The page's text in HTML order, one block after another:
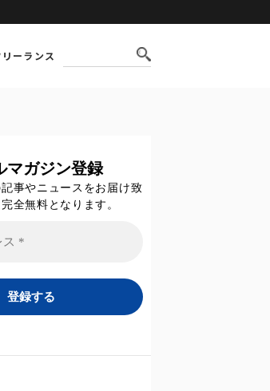
ーランス
マガジン登録
事やニュースをお届け致
全無料となります。